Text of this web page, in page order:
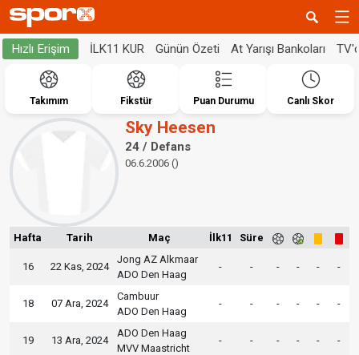
Hızlı Erişim İLK11 KUR Günün Özeti At Yarışı Bankoları
Takımım Fikstür Puan Durumu Canlı Skor
Sky Heesen
24 / Defans
06.6.2006 ()
Hafta Tarih Maç İlk11 Süre
16 22 Kas, 2024
Jong AZ Alkmaar
ADO Den Haag
- - - - - -
18 07 Ara, 2024
Cambuur
ADO Den Haag
- - - - - -
19 13 Ara, 2024
ADO Den Haag
MVV Maastricht
- - - - - -